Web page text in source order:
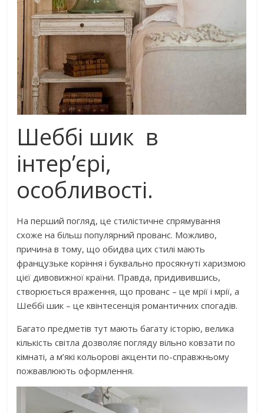
Шеббі шик в
інтер’єрі,
особливості.
На перший погляд, це стилістичне спрямування
схоже на більш популярний прованс. Можливо,
причина в тому, що обидва цих стилі мають
французьке коріння і буквально просякнуті харизмою
цієї дивовижної країни. Правда, придивившись,
створюється враження, що прованс – це мрії і мрії, а
Шеббі шик – це квінтесенція романтичних спогадів.
Багато предметів тут мають багату історію, велика
кількість світла дозволяє погляду вільно ковзати по
кімнаті, а м’які кольорові акценти по-справжньому
пожвавлюють оформлення.